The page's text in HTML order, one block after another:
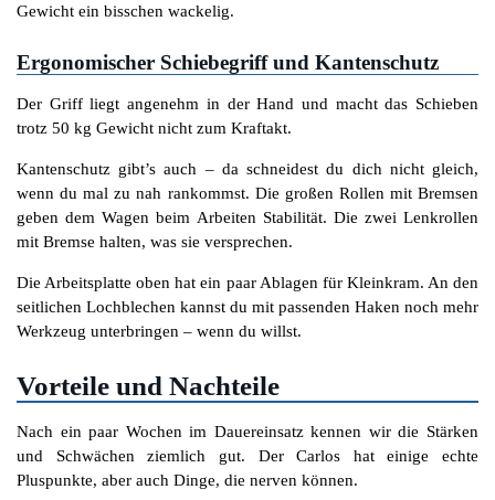
Gewicht ein bisschen wackelig.
Ergonomischer Schiebegriff und Kantenschutz
Der Griff liegt angenehm in der Hand und macht das Schieben
trotz 50 kg Gewicht nicht zum Kraftakt.
Kantenschutz gibt’s auch – da schneidest du dich nicht gleich,
wenn du mal zu nah rankommst. Die großen Rollen mit Bremsen
geben dem Wagen beim Arbeiten Stabilität. Die zwei Lenkrollen
mit Bremse halten, was sie versprechen.
Die Arbeitsplatte oben hat ein paar Ablagen für Kleinkram. An den
seitlichen Lochblechen kannst du mit passenden Haken noch mehr
Werkzeug unterbringen – wenn du willst.
Vorteile und Nachteile
Nach ein paar Wochen im Dauereinsatz kennen wir die Stärken
und Schwächen ziemlich gut. Der Carlos hat einige echte
Pluspunkte, aber auch Dinge, die nerven können.